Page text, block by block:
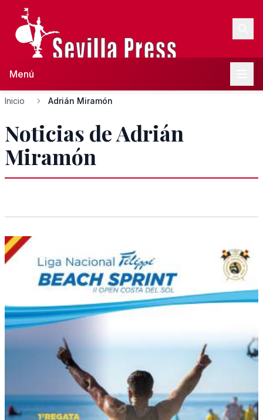
Menú
Inicio Adrián Miramón
Noticias de Adrián
Miramón